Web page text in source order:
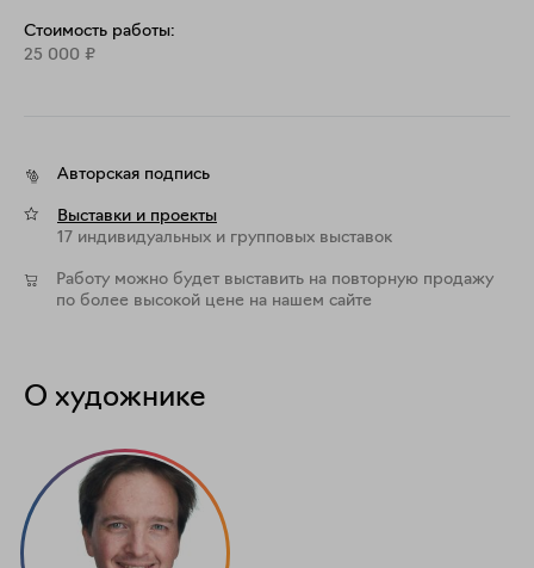
Стоимость работы:
25 000 ₽
Авторская подпись
Выставки и проекты
17 индивидуальных и групповых выставок
Работу можно будет выставить на повторную продажу
по более высокой цене на нашем сайте
О художнике